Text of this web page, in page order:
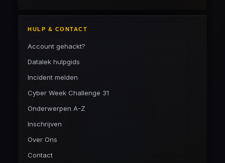
HULP & CONTACT
Account gehackt?
Datalek hulpgids
Incident melden
Cyber Week Challenge 31
Onderwerpen A-Z
Inschrijven
Over Ons
Contact